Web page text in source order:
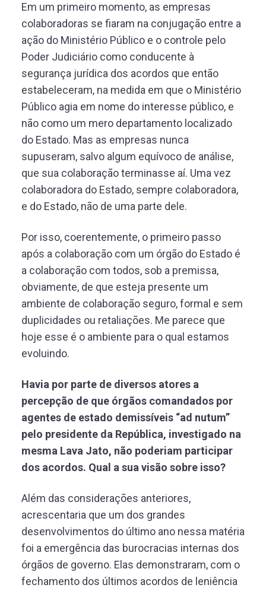
Em um primeiro momento, as empresas
colaboradoras se fiaram na conjugação entre a
ação do Ministério Público e o controle pelo
Poder Judiciário como conducente à
segurança jurídica dos acordos que então
estabeleceram, na medida em que o Ministério
Público agia em nome do interesse público, e
não como um mero departamento localizado
do Estado. Mas as empresas nunca
supuseram, salvo algum equívoco de análise,
que sua colaboração terminasse aí. Uma vez
colaboradora do Estado, sempre colaboradora,
e do Estado, não de uma parte dele.
Por isso, coerentemente, o primeiro passo
após a colaboração com um órgão do Estado é
a colaboração com todos, sob a premissa,
obviamente, de que esteja presente um
ambiente de colaboração seguro, formal e sem
duplicidades ou retaliações. Me parece que
hoje esse é o ambiente para o qual estamos
evoluindo.
Havia por parte de diversos atores a
percepção de que órgãos comandados por
agentes de estado demissíveis “ad nutum”
pelo presidente da República, investigado na
mesma Lava Jato, não poderiam participar
dos acordos. Qual a sua visão sobre isso?
Além das considerações anteriores,
acrescentaria que um dos grandes
desenvolvimentos do último ano nessa matéria
foi a emergência das burocracias internas dos
órgãos de governo. Elas demonstraram, com o
fechamento dos últimos acordos de leniência